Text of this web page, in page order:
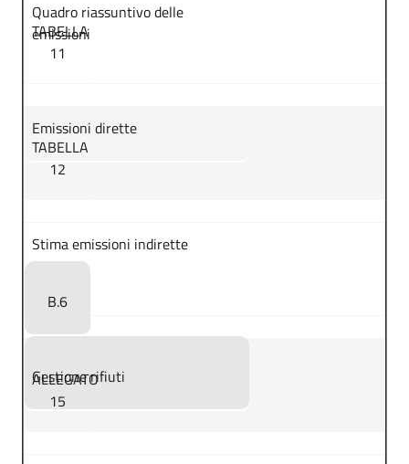
Quadro riassuntivo delle
emissioni
TABELLA
11
Emissioni dirette
TABELLA
12
Stima emissioni indirette
B.6
Gestione rifiuti
ALLEGATO
15